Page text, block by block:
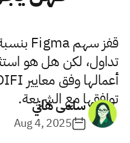
تداول، لكن هل هو
توافقها مع الشريعة.
سلمى هاني
Aug 4, 2025